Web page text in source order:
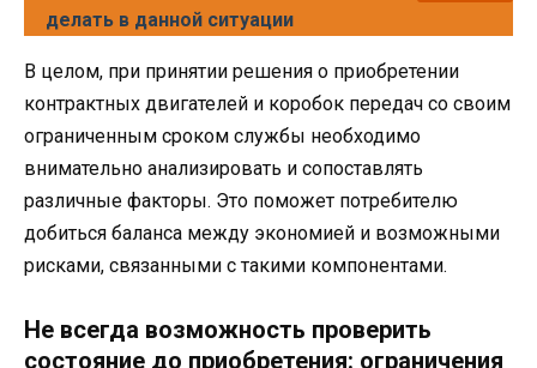
делать в данной ситуации
В целом, при принятии решения о приобретении
контрактных двигателей и коробок передач со своим
ограниченным сроком службы необходимо
внимательно анализировать и сопоставлять
различные факторы. Это поможет потребителю
добиться баланса между экономией и возможными
рисками, связанными с такими компонентами.
Не всегда возможность проверить
состояние до приобретения: ограничения